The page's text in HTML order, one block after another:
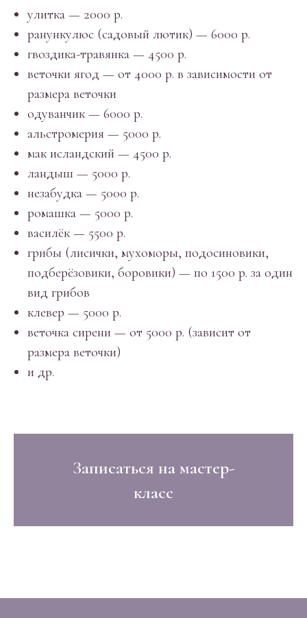
улитка — 2000 р.
ранункулюс (садовый лютик) — 6000 р.
гвоздика-травянка — 4500 р.
веточки ягод — от 4000 р. в зависимости от
размера веточки
одуванчик — 6000 р.
альстромерия — 5000 р.
мак исландский — 4500 р.
ландыш — 5000 р.
незабудка — 5000 р.
ромашка — 5000 р.
василёк — 5500 р.
грибы (лисички, мухоморы, подосиновики,
подберёзовики, боровики) — по 1500 р. за один
вид грибов
клевер — 5000 р.
веточка сирени — от 5000 р. (зависит от
размера веточки)
и др.
Записаться на мастер-
класс